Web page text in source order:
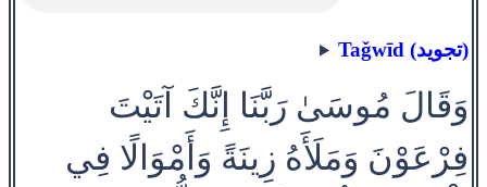
Taǧwīd (تجويد)
وَقَالَ مُوسَىٰ رَبَّنَا إِنَّكَ آتَيْتَ
فِرْعَوْنَ وَمَلَأَهُ زِينَةً وَأَمْوَالًا فِي